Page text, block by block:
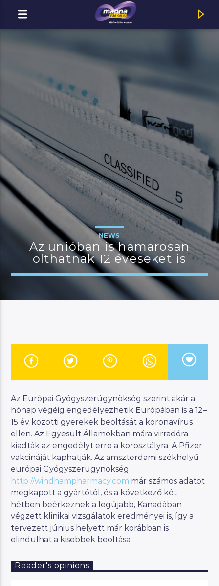
MOST ADÁSBAN
MannaFM
Elton John : I'm Still Standing
JELENLEGI MŰSOR
KANAPÉ
Manna FM
NEWS
Az unióban is hamarosan
olthatnak 12 éveseket is
Az Európai Gyógyszerügynökség szerint akár a
hónap végéig engedélyezhetik Európában is a 12–
15 év közötti gyerekek beoltását a koronavírus
ellen. Az Egyesült Államokban mára virradóra
kiadták az engedélyt erre a korosztályra. A Pfizer
vakcináját kaphatják. Az amszterdami székhelyű
európai Gyógyszerügynökség
http://windhampharmacy.com már számos adatot
megkapott a gyártótól, és a következő két
hétben beérkeznek a legújabb, Kanadában
végzett klinikai vizsgálatok eredményei is, így a
tervezett június helyett már korábban is
elindulhat a kisebbek beoltása.
Reader's opinions